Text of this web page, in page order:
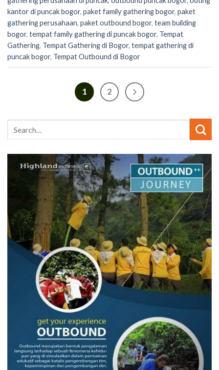
kantor di puncak bogor, paket family gathering bogor, paket
gathering perusahaan, paket outbound bogor, team building
bogor, tempat family gathering di puncak bogor, Tempat
Gathering, Tempat Gathering di Bogor, tempat gathering di
puncak bogor, Tempat Outbound di Bogor
1 2